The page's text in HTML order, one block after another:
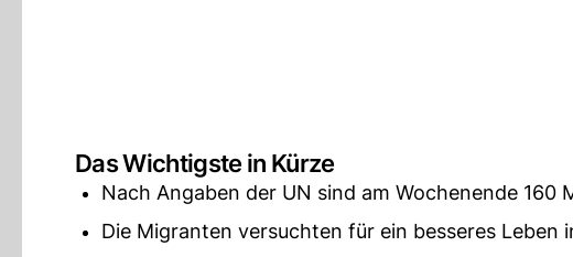
Das Wichtigste in Kürze
Nach Angaben der UN sind am Wochenende
Die Migranten versuchten für ein besseres Leben